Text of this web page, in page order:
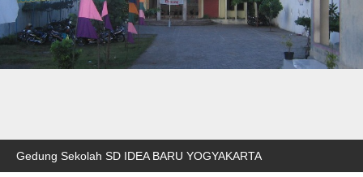
Gedung Sekolah SD IDEA BARU YOGYAKARTA